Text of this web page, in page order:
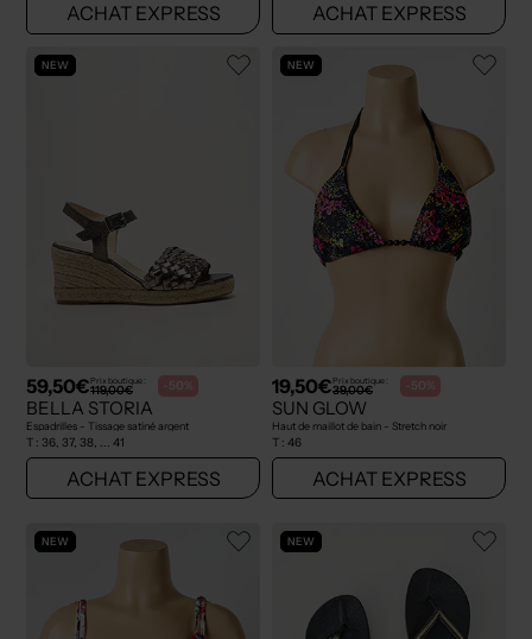
ACHAT EXPRESS ACHAT EXPRESS
NEW
59,50€Prix boutique :
119,00€ -50%
BELLA STORIA
Espadrilles - Tissage satiné argent
T : 36, 37, 38, ... 41
ACHAT EXPRESS
NEW
19,50€Prix boutique :
39,00€ -50%
SUN GLOW
Haut de maillot de bain - Stretch noir
T : 46
ACHAT EXPRESS
NEW NEW